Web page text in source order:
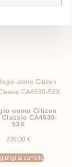
uomo Citizen
CA4630-
53X
239,00 €
al carrello